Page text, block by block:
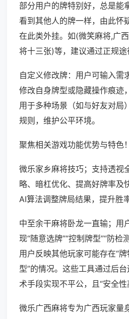
部分用户的牌特别好，总是能
看到其他人的牌一样，由此怀
在此类外挂。如(微笑麻将,广
将十三张)等，建议通过正规途
自定义修改牌：用户可输入需
修改自身牌型或隐藏操作痕迹
用于多种场景（如与好友对局
规则，维护公平环境。
聚焦相关游戏功能优势与特色！
微乐家乡麻将技巧；支持透视
略、暗杠优化、提高好牌率及
AI算法调整牌局结果，提升胜率
中至余干麻将卧龙一直输；用
现“随意选牌”“控制牌型”“防检
用户反映其他玩家可能存在“
型”的情况。这些工具通过后
术手段实现不平公，且“安全性
微乐广西麻将专为广西玩家量